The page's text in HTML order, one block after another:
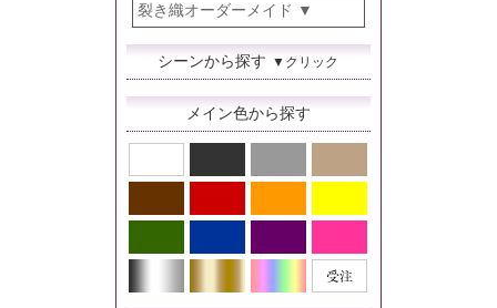
裂き織オーダーメイド
シーンから探す ▼クリック
メイン色から探す